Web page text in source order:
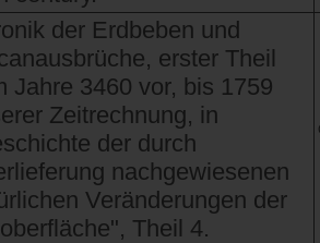
der Erdbeben und
erster Theil
Jahre 3460 vor, bis 1759
Zeitrechnung, in
der durch
nachgewiesenen
Veränderungen der
Theil 4.